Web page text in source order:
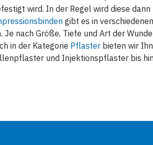
wird. In der Regel wird diese dann
gibt es in
Je nach Größe, Tiefe und Art der
in der Kategorie Pflaster bieten wir
und Injektionspflaster bis